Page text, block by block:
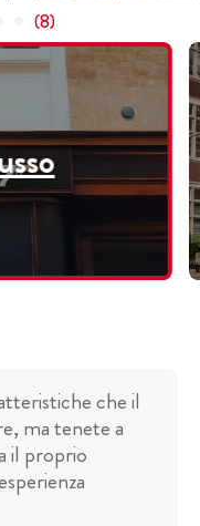
(8)
che il
ma tenete a
il proprio